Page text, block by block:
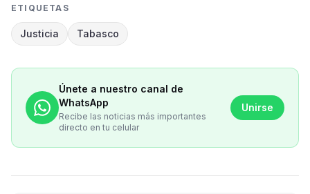
ETIQUETAS
Justicia Tabasco
Únete a nuestro canal de
WhatsApp
Recibe las noticias más importantes
directo en tu celular
Unirse